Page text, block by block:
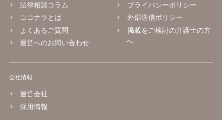
法律相談コラム
ココナラとは
よくあるご質問
運営へのお問い合わせ
プライバシーポリシー
外部送信ポリシー
掲載をご検討の弁護士の方
へ
会社情報
運営会社
採用情報